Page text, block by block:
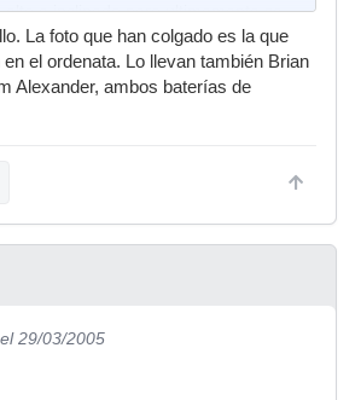
alto e inclinado pero ultimamente se
patas, que es como lo llevan Silveria
La foto que han colgado es la que
el ordenata. Lo llevan también Brian
Alexander, ambos baterías de
el 29/03/2005